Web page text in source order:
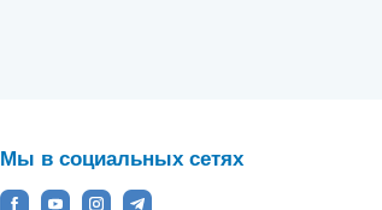
Мы в социальных сетях